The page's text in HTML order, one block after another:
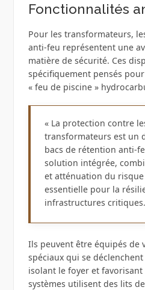
Fonctionnalités
Pour les transformateurs,
anti-feu représentent une
matière de sécurité. Ces
spécifiquement pensés
« feu de piscine »
« La protection contre
transformateurs est un
bacs de rétention anti-
solution intégrée,
et atténuation du risque
essentielle pour la
infrastructures
Ils peuvent être équipés de
spéciaux qui se déclenchent
isolant le foyer et favorisant
systèmes utilisent des lits